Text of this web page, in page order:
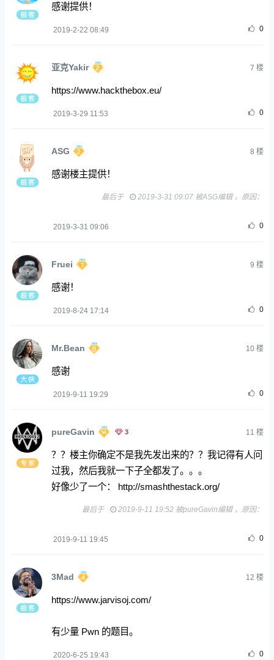
感谢提供！
2019-2-22 08:49 0
亚克Yakir 7 楼
https://www.hackthebox.eu/
2019-3-29 11:53 0
ASG 8 楼
感谢楼主提供！
最后于 2019-3-31 09:07 被ASG编辑 ，原因：
2019-3-31 09:06 0
Fruei 9 楼
感谢！
2019-8-24 17:14 0
Mr.Bean 10楼
感谢
2019-9-11 19:29 0
pureGavin 3 11 楼
？？楼主你确定不是我先发出来的？？我记得有人问
过我，然后我就一下子全都发了。。。
好像少了一个： http://smashthestack.org/
最后于 2019-9-11 19:52 被pureGavin编辑 ，原因：
2019-9-11 19:45 0
3Mad 12 楼
https://www.jarvisoj.com/
有少量 Pwn 的题目。
2020-6-25 19:43 0